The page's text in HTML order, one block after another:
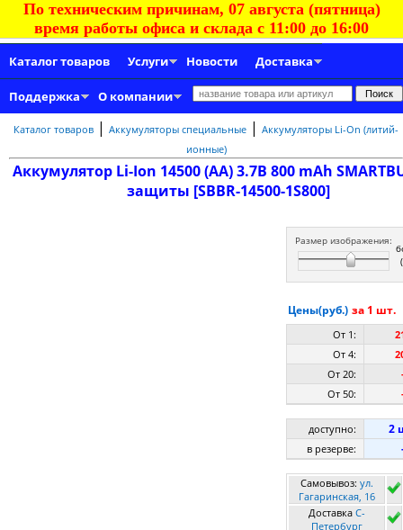
По техническим причинам, 07 августа (пятница)
время работы офиса и склада с 11:00 до 16:00
Каталог товаров Услуги Новости Доставка
Поддержка О компании
Каталог товаров | Аккумуляторы специальные | Аккумуляторы Li-On (литий-
ионные)
Аккумулятор Li-Ion 14500 (AA) 3.7В 800 mAh
защиты [SBBR-14500-1S800]
Размер изображения:
Цены(руб.) за 1 шт.
От 1:
От 4:
От 20:
От 50:
доступно: 2
в резерве:
Самовывоз: ул.
Гагаринская, 16
Доставка C-
Петербург